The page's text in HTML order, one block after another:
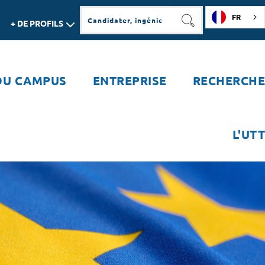
+ DE PROFILS
RECHERCHER
FR
CAMPUS ENTREPRISE RECHERCHE
L'UTT